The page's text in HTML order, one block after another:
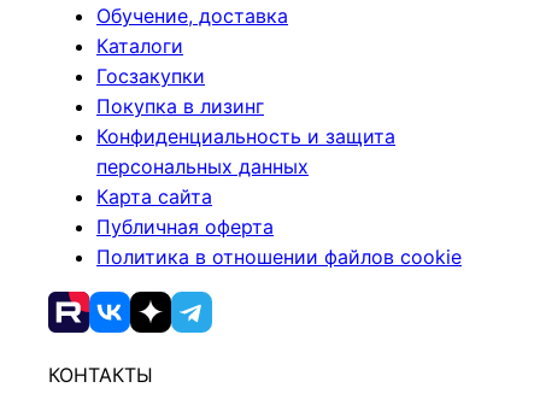
Обучение, доставка
Каталоги
Госзакупки
Покупка в лизинг
Конфиденциальность и защита
персональных данных
Карта сайта
Публичная оферта
Политика в отношении файлов cookie
КОНТАКТЫ